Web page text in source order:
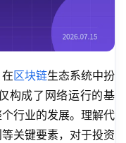
区块链生态系统中扮
构成了网络运行的基
行业的发展。理解代
关键要素，对于投资